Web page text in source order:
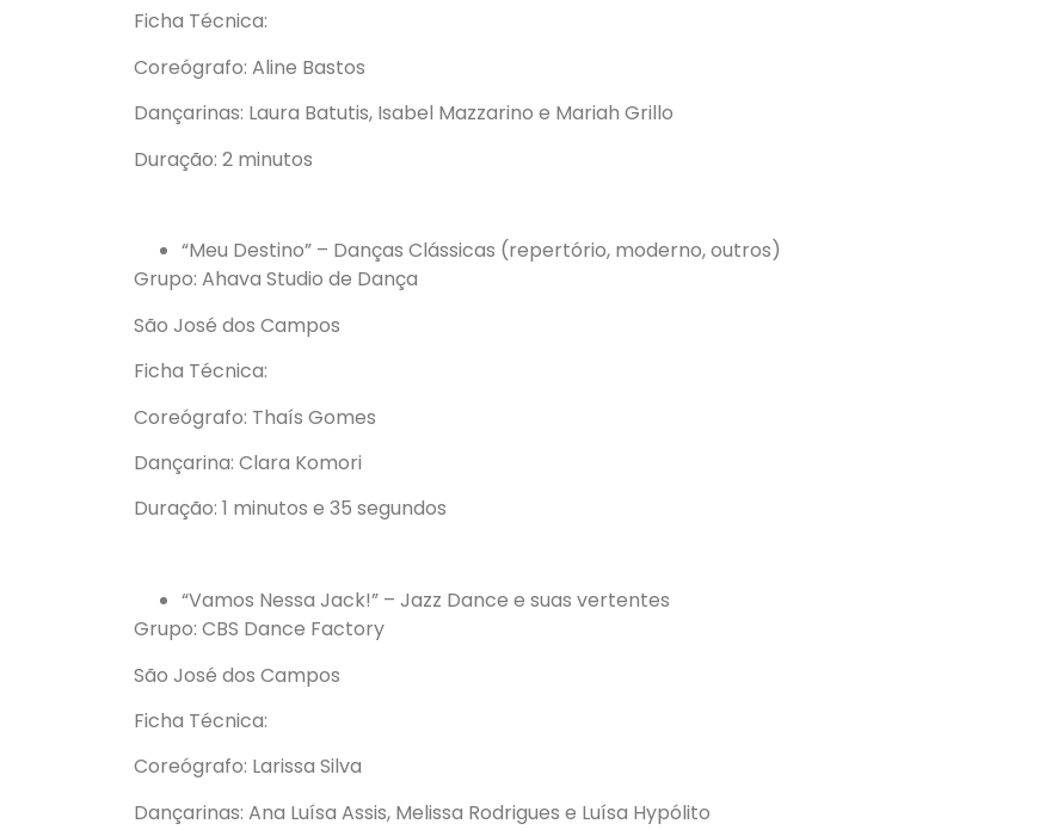
Ficha Técnica:
Coreógrafo: Aline Bastos
Dançarinas: Laura Batutis, Isabel Mazzarino e Mariah Grillo
Duração: 2 minutos
“Meu Destino” – Danças Clássicas (repertório, moderno, outros)
Grupo: Ahava Studio de Dança
São José dos Campos
Ficha Técnica:
Coreógrafo: Thaís Gomes
Dançarina: Clara Komori
Duração: 1 minutos e 35 segundos
“Vamos Nessa Jack!” – Jazz Dance e suas vertentes
Grupo: CBS Dance Factory
São José dos Campos
Ficha Técnica:
Coreógrafo: Larissa Silva
Dançarinas: Ana Luísa Assis, Melissa Rodrigues e Luísa Hypólito